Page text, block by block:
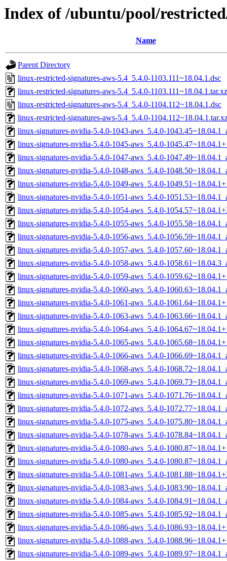
Index of /ubuntu/pool/
Name
Parent Directory
linux-restricted-signatures-aws-5.4_5.4.0-1103.111~18.04.1.dsc
linux-restricted-signatures-aws-5.4_5.4.0-1103.111~18.04.1.tar.xz
linux-restricted-signatures-aws-5.4_5.4.0-1104.112~18.04.1.dsc
linux-restricted-signatures-aws-5.4_5.4.0-
linux-signatures-nvidia-5.4.0-1043-aws_5.4.0-
linux-signatures-nvidia-5.4.0-1045-aws_5.4.0-
linux-signatures-nvidia-5.4.0-1047-aws_5.4.0-
linux-signatures-nvidia-5.4.0-1048-aws_5.4.0-
linux-signatures-nvidia-5.4.0-1049-aws_5.4.0-
linux-signatures-nvidia-5.4.0-1051-aws_5.4.0-
linux-signatures-nvidia-5.4.0-1054-aws_5.4.0-
linux-signatures-nvidia-5.4.0-1055-aws_5.4.0-
linux-signatures-nvidia-5.4.0-1056-aws_5.4.0-
linux-signatures-nvidia-5.4.0-1057-aws_5.4.0-
linux-signatures-nvidia-5.4.0-1058-aws_5.4.0-
linux-signatures-nvidia-5.4.0-1059-aws_5.4.0-
linux-signatures-nvidia-5.4.0-1060-aws_5.4.0-
linux-signatures-nvidia-5.4.0-1061-aws_5.4.0-
linux-signatures-nvidia-5.4.0-1063-aws_5.4.0-
linux-signatures-nvidia-5.4.0-1064-aws_5.4.0-
linux-signatures-nvidia-5.4.0-1065-aws_5.4.0-
linux-signatures-nvidia-5.4.0-1066-aws_5.4.0-
linux-signatures-nvidia-5.4.0-1068-aws_5.4.0-
linux-signatures-nvidia-5.4.0-1069-aws_5.4.0-
linux-signatures-nvidia-5.4.0-1071-aws_5.4.0-
linux-signatures-nvidia-5.4.0-1072-aws_5.4.0-
linux-signatures-nvidia-5.4.0-1075-aws_5.4.0-
linux-signatures-nvidia-5.4.0-1078-aws_5.4.0-
linux-signatures-nvidia-5.4.0-1080-aws_5.4.0-
linux-signatures-nvidia-5.4.0-1080-aws_5.4.0-
linux-signatures-nvidia-5.4.0-1081-aws_5.4.0-
linux-signatures-nvidia-5.4.0-1083-aws_5.4.0-
linux-signatures-nvidia-5.4.0-1084-aws_5.4.0-
linux-signatures-nvidia-5.4.0-1085-aws_5.4.0-
linux-signatures-nvidia-5.4.0-1086-aws_5.4.0-
linux-signatures-nvidia-5.4.0-1088-aws_5.4.0-
linux-signatures-nvidia-5.4.0-1089-aws_5.4.0-